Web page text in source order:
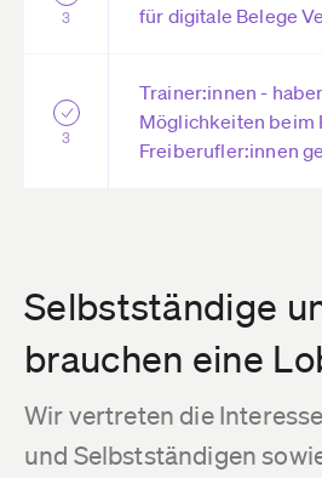
3
für digitale Belege
3
Trainer:innen -
Möglichkeiten beim
Freiberufler:innen
Selbstständige
brauchen eine
Wir vertreten die
und Selbstständigen